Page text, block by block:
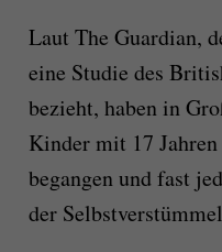
Laut The Guardian,
eine Studie des
bezieht, haben in
Kinder mit 17
begangen und fast
der